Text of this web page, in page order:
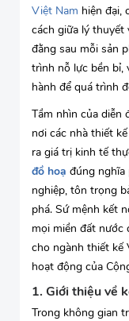
Việt Nam hiện đại,
cách giữa lý thuyết
đằng sau mỗi sản
trình nỗ lực bền bỉ,
hành để quá trình
Tầm nhìn của diễn
nơi các nhà thiết
ra giá trị kinh tế
đồ hoạ đúng
nghiệp, tôn trọng
phá. Sứ mệnh kết
mọi miền đất nước
cho ngành thiết kế
hoạt động của
1. Giới thiệu về
Trong không gian